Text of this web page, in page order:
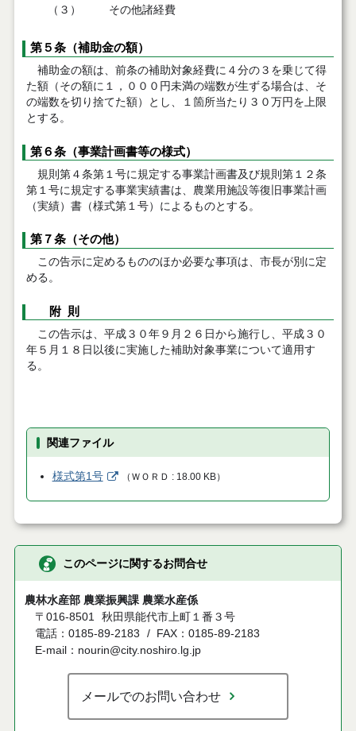
（３） その他諸経費
第５条（補助金の額）
補助金の額は、前条の補助対象経費に４分の３を乗じて得
た額（その額に１，０００円未満の端数が生ずる場合は、そ
の端数を切り捨てた額）とし、１箇所当たり３０万円を上限
とする。
第６条（事業計画書等の様式）
規則第４条第１号に規定する事業計画書及び規則第１２条
第１号に規定する事業実績書は、農業用施設等復旧事業計画
（実績）書（様式第１号）によるものとする。
第７条（その他）
この告示に定めるもののほか必要な事項は、市長が別に定
める。
附 則
この告示は、平成３０年９月２６日から施行し、平成３０
年５月１８日以後に実施した補助対象事業について適用す
る。
関連ファイル
様式第1号 （ ＷＯＲＤ 18.00 KB）
このページに関するお問合せ
農林水産部 農業振興課 農業水産係
〒016-8501
秋田県能代市上町１番３号
電話：0185-89-2183
FAX：0185-89-2183
E-mail：nourin@city.noshiro.lg.jp
メールでのお問い合わせ